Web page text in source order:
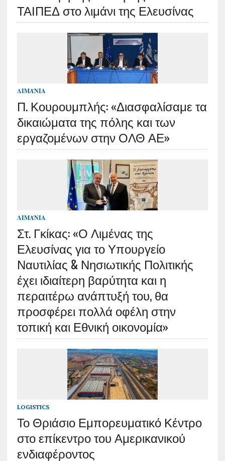
ΤΑΙΠΕΔ στο λιμάνι της Ελευσίνας
ΛΙΜΆΝΙΑ
Π. Κουρουμπλής: «Διασφαλίσαμε τα
δικαιώματα της πόλης και των
εργαζομένων στην ΟΛΘ ΑΕ»
ΛΙΜΆΝΙΑ
Στ. Γκίκας: «Ο Λιμένας της
Ελευσίνας για το Υπουργείο
Ναυτιλίας & Νησιωτικής Πολιτικής
έχει ιδιαίτερη βαρύτητα και η
περαιτέρω ανάπτυξή του, θα
προσφέρει πολλά οφέλη στην
τοπική και Εθνική οικονομία»
LOGISTICS
Το Θριάσιο Εμπορευματικό Κέντρο
στο επίκεντρο του Αμερικανικού
ενδιαφέροντος